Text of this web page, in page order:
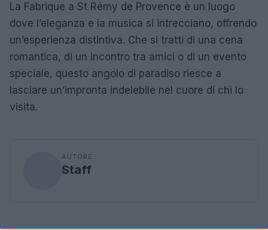
La Fabrique a St Rémy de Provence è un luogo
dove l’eleganza e la musica si intrecciano, offrendo
un’esperienza distintiva. Che si tratti di una cena
romantica, di un incontro tra amici o di un evento
speciale, questo angolo di paradiso riesce a
lasciare un’impronta indelebile nel cuore di chi lo
visita.
AUTORE
Staff